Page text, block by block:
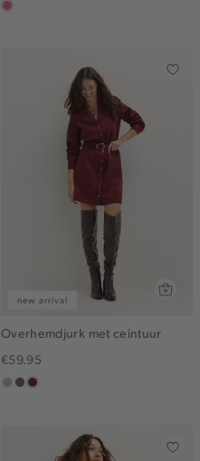
rose,
new arrival
Overhemdjurk met ceintuur
€59.95
lichtzand
middenbruin
bordeaux